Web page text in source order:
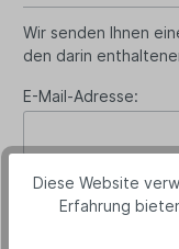
Wir senden Ihnen
den darin
E-Mail-Adresse:
Zurück E-Mail
Diese Website
Erfahrung